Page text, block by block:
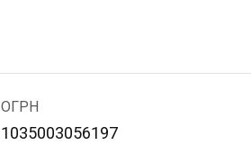
ОГРН
1035003056197